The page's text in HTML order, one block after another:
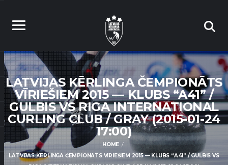
LATVIJAS KĒRLINGA ČEMPIONĀTS
VĪRIEŠIEM 2015 — KLUBS “A41” /
GULBIS VS RIGA INTERNATIONAL
CURLING CLUB / GRAY (2015-01-24
17:00)
HOME
LATVIJAS KĒRLINGA ČEMPIONĀTS VĪRIEŠIEM 2015 — KLUBS “A41” / GULBIS VS